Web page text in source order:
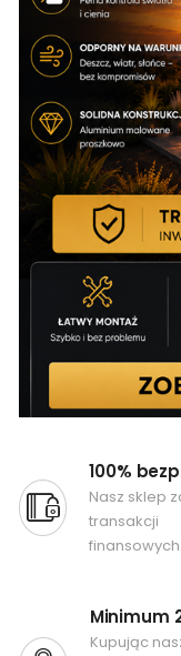
100%
Nasz sklep
transakcji
finansowych.
Minimum
Kupując